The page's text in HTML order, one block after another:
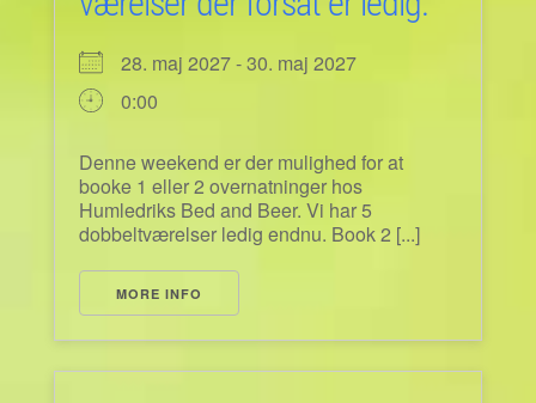
28. maj 2027 - 30. maj 2027
0:00
Denne weekend er der mulighed for at
booke 1 eller 2 overnatninger hos
Humledriks Bed and Beer. Vi har 5
dobbeltværelser ledig endnu. Book 2 [...]
MORE INFO